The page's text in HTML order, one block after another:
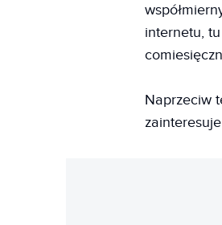
internetu,
Naprzeciw